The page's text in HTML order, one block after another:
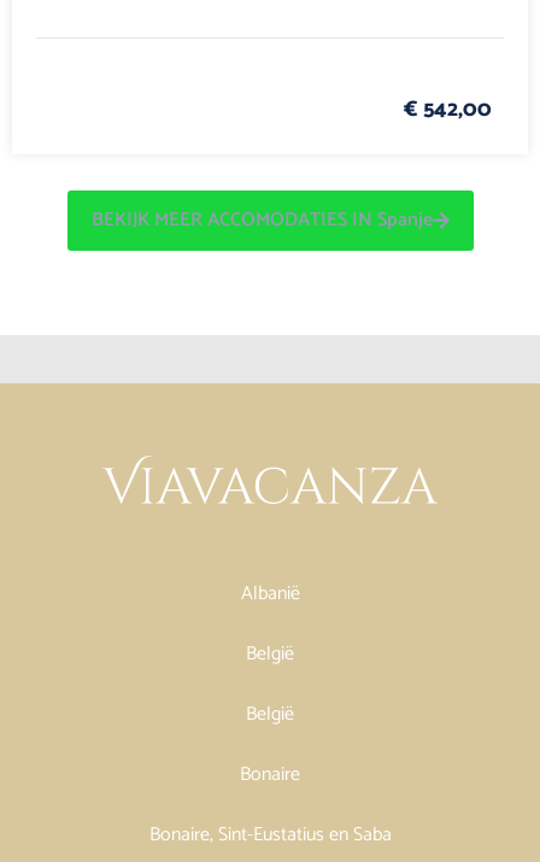
€ 542,00
BEKIJK MEER ACCOMODATIES IN Spanje
Albanië
België
België
Bonaire
Bonaire, Sint-Eustatius en Saba